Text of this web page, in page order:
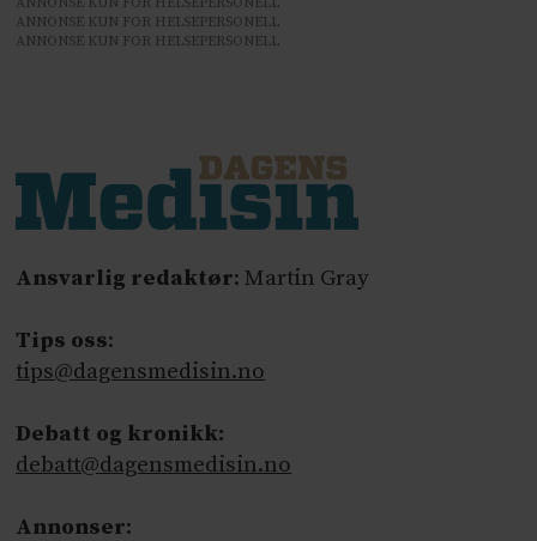
ANNONSE KUN FOR HELSEPERSONELL
ANNONSE KUN FOR HELSEPERSONELL
Ansvarlig redaktør: Martin Gray
Tips oss:
tips@dagensmedisin.no
Debatt og kronikk:
debatt@dagensmedisin.no
Annonser: